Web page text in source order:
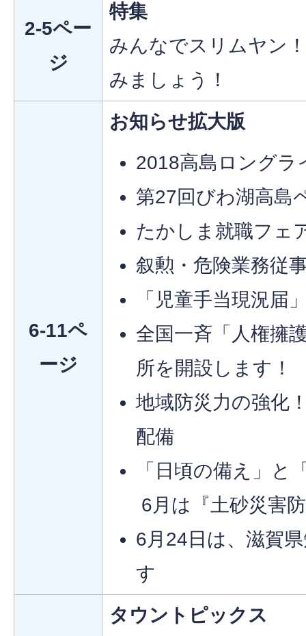
2-5ペー
ジ
特集
みんなでスリムヤン
みましょう！
6-11ペ
ージ
お知らせ拡大版
2018高島ロングラ
第27回びわ湖高島
たかしま就職フェ
叙勲・危険業務従
「児童手当現況届
全国一斉「人権擁
所を開設します！
地域防災力の強化
配備
「日頃の備え」と
6月は『土砂災害
6月24日は、滋賀
す
タウントピックス